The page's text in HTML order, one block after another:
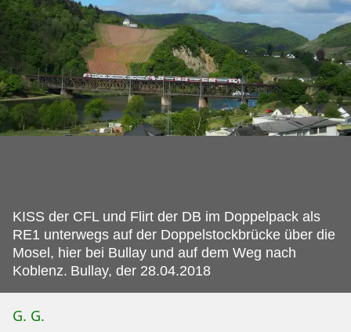
KISS der CFL und Flirt der DB im Doppelpack als
RE1 unterwegs auf der Doppelstockbrücke über die
Mosel, hier bei Bullay und auf dem Weg nach
Koblenz. Bullay, der 28.04.2018
G. G.